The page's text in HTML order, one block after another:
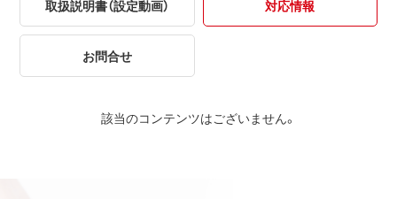
取扱説明書（設定動画） 対応情報
お問合せ
該当のコンテンツはございません。